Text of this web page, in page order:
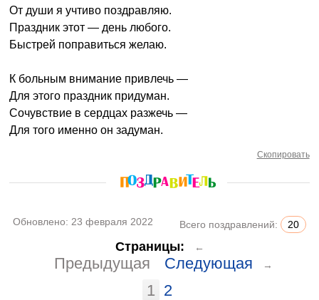
От души я учтиво поздравляю.
Праздник этот — день любого.
Быстрей поправиться желаю.
К больным внимание привлечь —
Для этого праздник придуман.
Сочувствие в сердцах разжечь —
Для того именно он задуман.
Скопировать
Обновлено: 23 февраля 2022 Всего поздравлений: 20
Страницы: ←
Предыдущая Следующая →
1 2